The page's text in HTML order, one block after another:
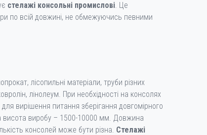
стелажі консольні промислові. Це
по всій довжині, не обмежуючись певними
лісопильні матеріали, труби різних
лінолеум. При необхідності на консолях
вирішення питання зберігання довгомірного
висота виробу – 1500-10000 мм. Довжина
консолей може бути різна. Стелажі